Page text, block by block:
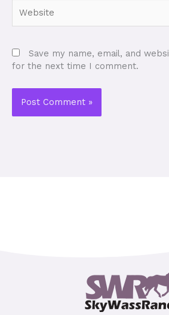
Save my name, email, and
for the next time I comment.